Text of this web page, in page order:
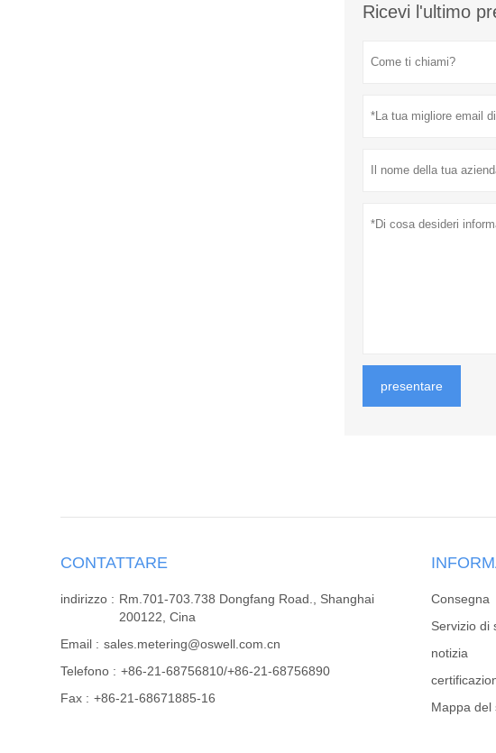
Ricevi l'ultimo
presentare
CONTATTARE
indirizzo : Rm.701-703.738 Dongfang Road., Shanghai
200122, Cina
Email : sales.metering@oswell.com.cn
Telefono : +86-21-68756810/+86-21-68756890
Fax : +86-21-68671885-16
Consegna
Servizio di
notizia
Mappa del